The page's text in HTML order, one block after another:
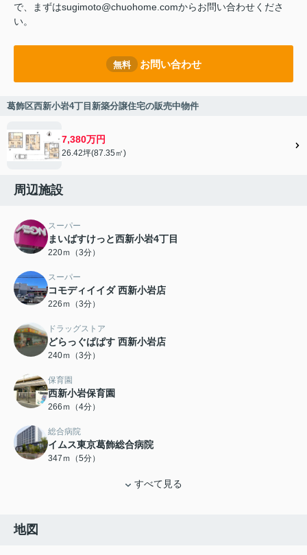
で、まずはsugimoto@chuohome.comからお問い合わせくださ
い。
無料 お問い合わせ
葛飾区西新小岩4丁目新築分譲住宅の販売中物件
7,380万円
26.42坪(87.35㎡)
周辺施設
スーパー
まいばすけっと西新小岩4丁目
220ｍ（3分）
スーパー
コモディイイダ 西新小岩店
226ｍ（3分）
ドラッグストア
どらっぐぱぱす 西新小岩店
240ｍ（3分）
保育園
西新小岩保育園
266ｍ（4分）
総合病院
イムス東京葛飾総合病院
347ｍ（5分）
すべて見る
地図